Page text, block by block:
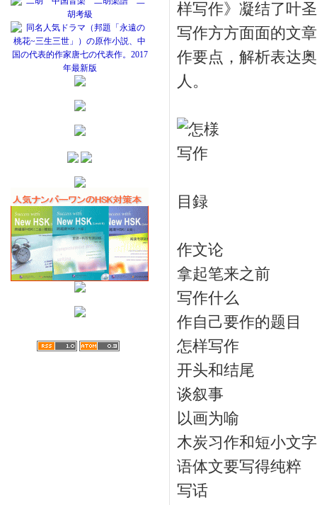
样写作》凝结了叶
写作方方面面的文
作要点，解析表达
人。
目録
作文论
拿起笔来之前
写作什么
作自己要作的题目
怎样写作
开头和结尾
谈叙事
以画为喻
木炭习作和短小文字
语体文要写得纯粹
写话